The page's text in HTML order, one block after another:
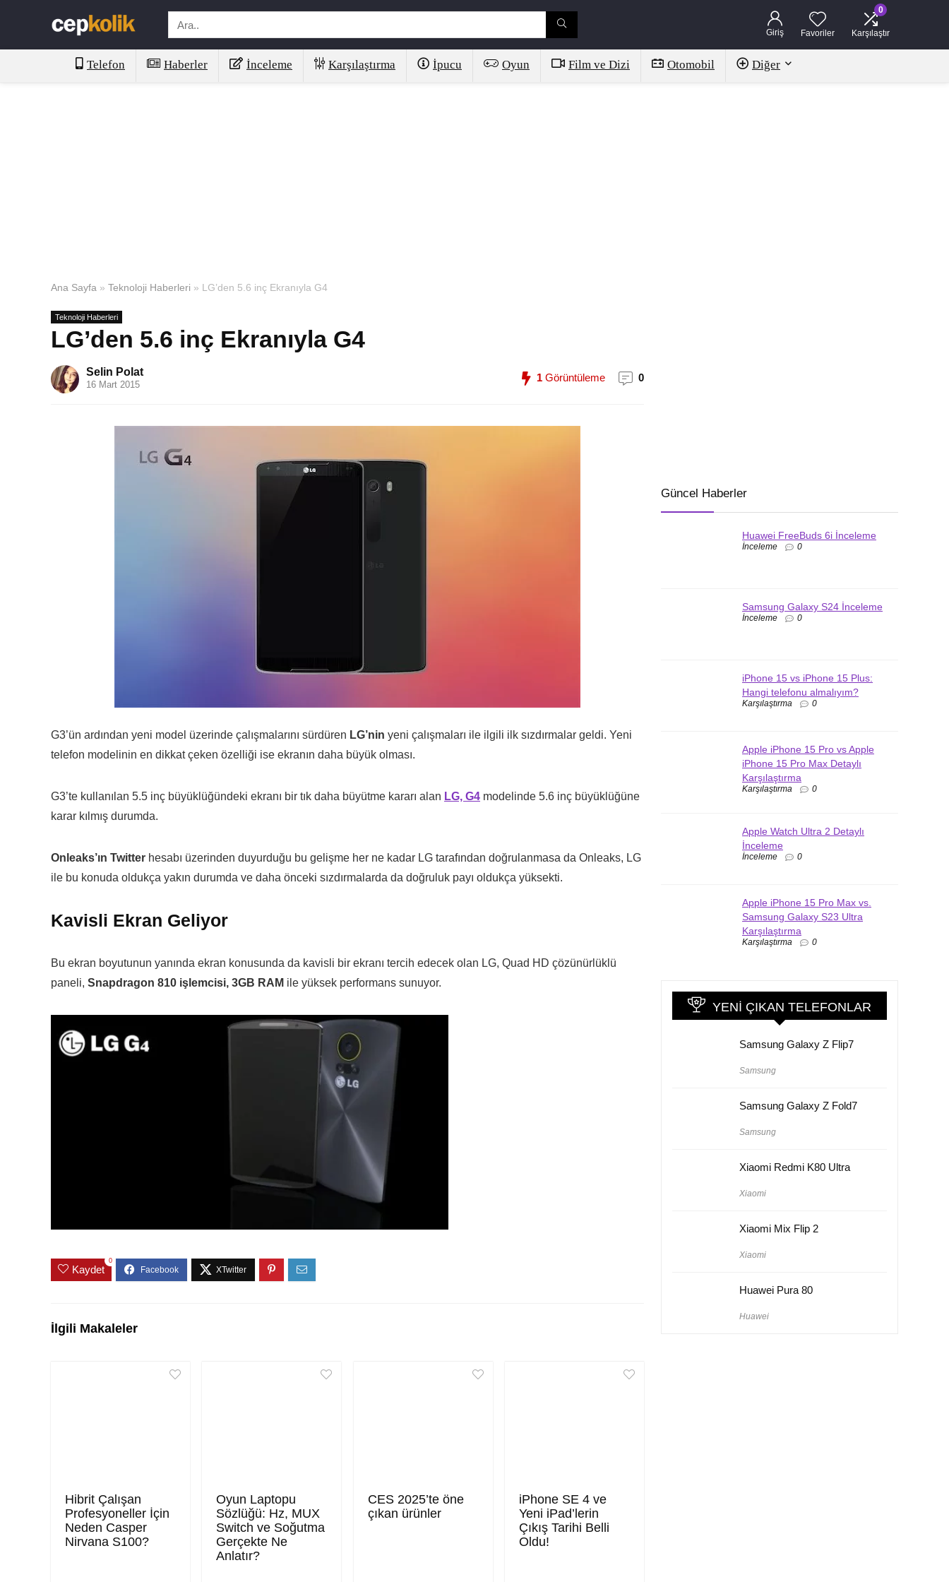
Giriş Favoriler
0
Karşılaştır
Telefon Haberler İnceleme Karşılaştırma İpucu Oyun Film ve Dizi Otomobil Diğer
Ana Sayfa » Teknoloji Haberleri » LG’den 5.6 inç Ekranıyla G4
Teknoloji Haberleri
LG’den 5.6 inç Ekranıyla G4
Selin Polat
16 Mart 2015
1 Görüntüleme 0
G3’ün ardından yeni model üzerinde çalışmalarını sürdüren LG’nin yeni çalışmaları ile ilgili ilk sızdırmalar geldi. Yeni
telefon modelinin en dikkat çeken özelliği ise ekranın daha büyük olması.
G3’te kullanılan 5.5 inç büyüklüğündeki ekranı bir tık daha büyütme kararı alan LG, G4 modelinde 5.6 inç büyüklüğüne
karar kılmış durumda.
Onleaks’ın Twitter hesabı üzerinden duyurduğu bu gelişme her ne kadar LG tarafından doğrulanmasa da Onleaks, LG
ile bu konuda oldukça yakın durumda ve daha önceki sızdırmalarda da doğruluk payı oldukça yüksekti.
Kavisli Ekran Geliyor
Bu ekran boyutunun yanında ekran konusunda da kavisli bir ekranı tercih edecek olan LG, Quad HD çözünürlüklü
paneli, Snapdragon 810 işlemcisi, 3GB RAM ile yüksek performans sunuyor.
Kaydet
0
İlgili Makaleler
Hibrit Çalışan
Profesyoneller İçin
Neden Casper
Nirvana S100?
Oyun Laptopu
Sözlüğü: Hz, MUX
Switch ve Soğutma
Gerçekte Ne
Anlatır?
CES 2025’te öne
çıkan ürünler
iPhone SE 4 ve
Yeni iPad’lerin
Çıkış Tarihi Belli
Oldu!
Güncel Haberler
Huawei FreeBuds 6i İnceleme
İnceleme 0
Samsung Galaxy S24 İnceleme
İnceleme 0
iPhone 15 vs iPhone 15 Plus:
Hangi telefonu almalıyım?
Karşılaştırma 0
Apple iPhone 15 Pro vs Apple
iPhone 15 Pro Max Detaylı
Karşılaştırma
Karşılaştırma 0
Apple Watch Ultra 2 Detaylı
İnceleme
İnceleme 0
Apple iPhone 15 Pro Max vs.
Samsung Galaxy S23 Ultra
Karşılaştırma
Karşılaştırma 0
YENI ÇIKAN TELEFONLAR
Samsung Galaxy Z Flip7
Samsung
Samsung Galaxy Z Fold7
Samsung
Xiaomi Redmi K80 Ultra
Xiaomi
Xiaomi Mix Flip 2
Xiaomi
Huawei Pura 80
Huawei